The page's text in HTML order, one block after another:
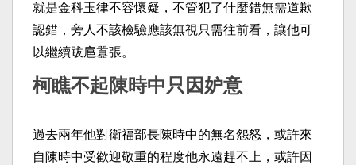
就是金科玉律不容懷疑，不管犯了什麼錯無需道歉
認錯，旁人不該檢驗應該無視只需往前看，讓他可
以繼續跋扈囂張。
柯瞧不起陳時中只因妒意
過去兩年他對衛福部長陳時中的無名怨怒，或許來
自陳時中受歡迎敬重的程度他永遠趕不上，或許因